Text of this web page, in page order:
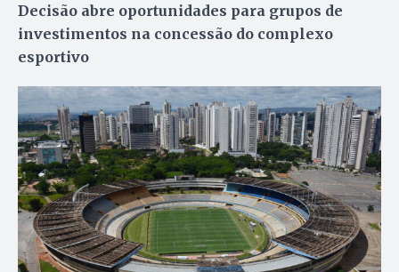
Decisão abre oportunidades para grupos de
investimentos na concessão do complexo
esportivo